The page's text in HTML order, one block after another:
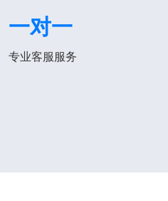
一对一
专业客服服务